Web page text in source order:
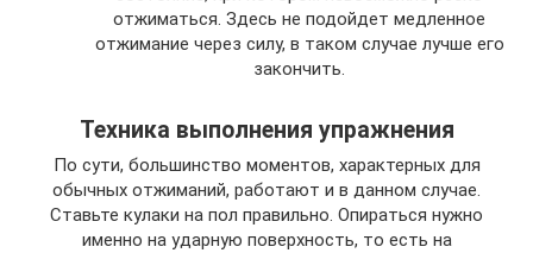
отжиматься. Здесь не подойдет медленное
отжимание через силу, в таком случае лучше его
закончить.
Техника выполнения упражнения
По сути, большинство моментов, характерных для
обычных отжиманий, работают и в данном случае.
Ставьте кулаки на пол правильно. Опираться нужно
именно на ударную поверхность, то есть на